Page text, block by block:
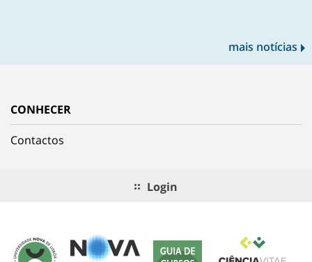
mais notícias
CONHECER
Contactos
Login